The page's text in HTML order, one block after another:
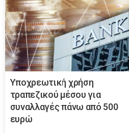
Υποχρεωτική χρήση
τραπεζικού μέσου για
συναλλαγές πάνω από 500
ευρώ